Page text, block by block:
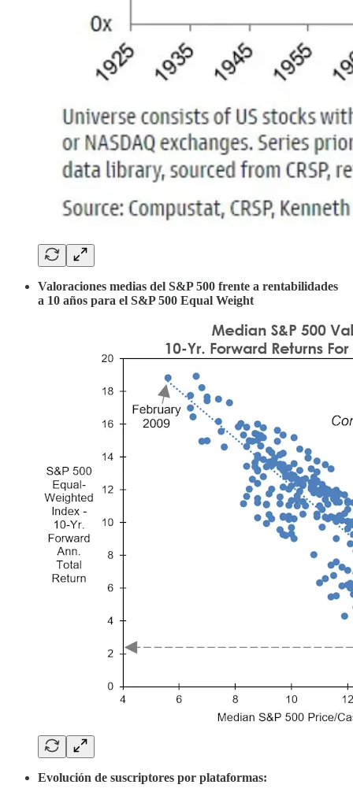
Valoraciones medias del S&P 500 frente a rentabilidades
a 10 años para el S&P 500 Equal Weight
Evolución de suscriptores por plataformas: